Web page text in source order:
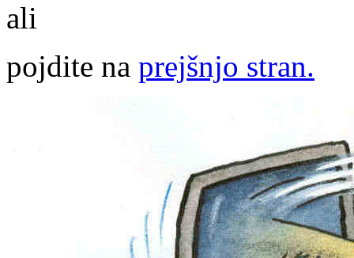
ali
pojdite na prejšnjo stran.